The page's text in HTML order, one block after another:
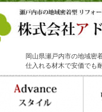
岡山県瀬戸内市の地域密
仕入れる材木で安価でも